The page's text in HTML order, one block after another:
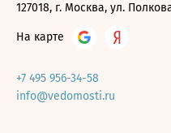
127018, г. Москва, ул.
На карте
+7 495 956-34-58
info@vedomosti.ru